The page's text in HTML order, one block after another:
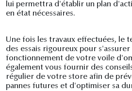
lui permettra d'établir un plan
en état nécessaires.
Une fois les travaux effectuées, le
des essais rigoureux pour s'assurer
fonctionnement de votre voile
également vous fournir des
régulier de votre store afin de
pannes futures et d'optimiser sa